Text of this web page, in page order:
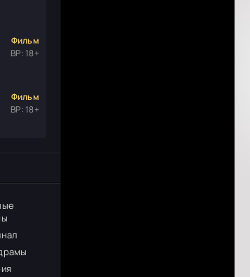
Фильм
ВР: 18+
Фильм
ВР: 18+